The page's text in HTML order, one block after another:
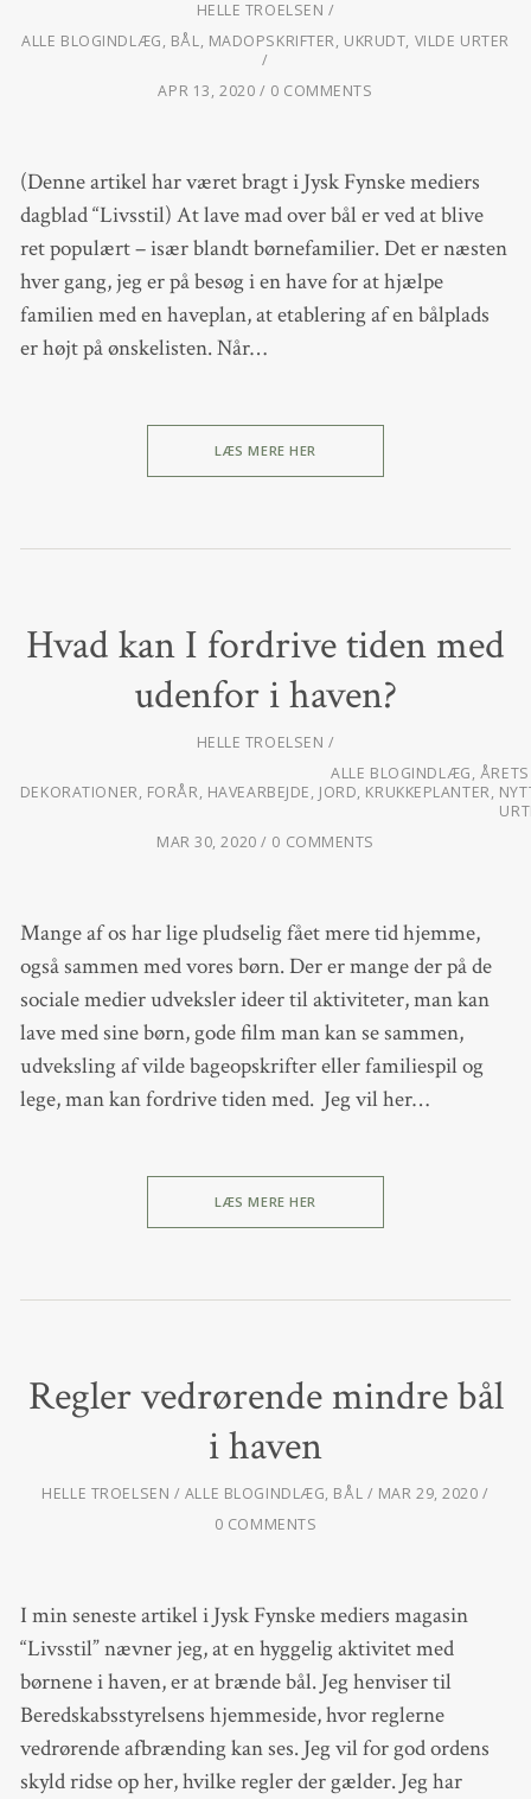
HELLE TROELSEN
ALLE BLOGINDLÆG, BÅL, MADOPSKRIFTER, UKRUDT, VILDE URTER
APR 13, 2020 0 COMMENTS
(Denne artikel har været bragt i Jysk Fynske mediers
dagblad “Livsstil) At lave mad over bål er ved at blive
ret populært – især blandt børnefamilier. Det er næsten
hver gang, jeg er på besøg i en have for at hjælpe
familien med en haveplan, at etablering af en bålplads
er højt på ønskelisten. Når…
LÆS MERE HER
Hvad kan I fordrive tiden med
udenfor i haven?
HELLE TROELSEN
ALLE BLOGINDLÆG,
DEKORATIONER, FORÅR, HAVEARBEJDE, JORD, KRUKKEPLANTER,
MAR 30, 2020
0 COMMENTS
Mange af os har lige pludselig fået mere tid hjemme,
også sammen med vores børn. Der er mange der på de
sociale medier udveksler ideer til aktiviteter, man kan
lave med sine børn, gode film man kan se sammen,
udveksling af vilde bageopskrifter eller familiespil og
lege, man kan fordrive tiden med. Jeg vil her…
LÆS MERE HER
Regler vedrørende mindre bål
i haven
HELLE TROELSEN ALLE BLOGINDLÆG, BÅL
MAR 29, 2020
0 COMMENTS
I min seneste artikel i Jysk Fynske mediers magasin
“Livsstil” nævner jeg, at en hyggelig aktivitet med
børnene i haven, er at brænde bål. Jeg henviser til
Beredskabsstyrelsens hjemmeside, hvor reglerne
vedrørende afbrænding kan ses. Jeg vil for god ordens
skyld ridse op her, hvilke regler der gælder. Jeg har